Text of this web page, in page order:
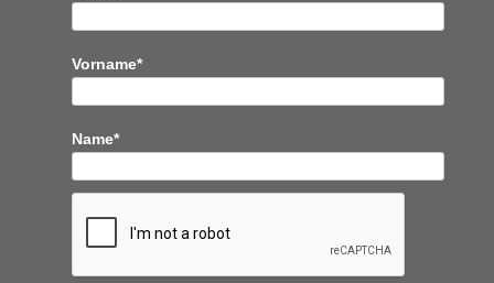
Vorname*
Name*